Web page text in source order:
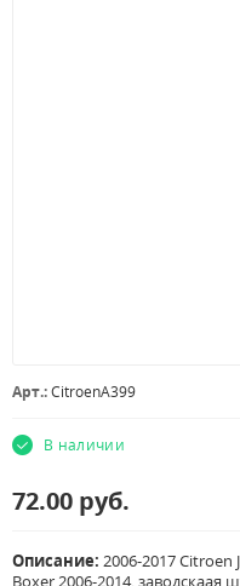
Арт.:CitroenA399
В наличии
72.00 руб.
Описание: 2006-2017
Boxer 2006-2014,